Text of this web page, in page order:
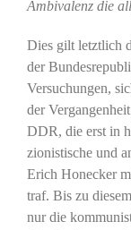
Ambivalenz die
Dies gilt letztlich
der
Versuchungen,
der
DDR, die erst in
zionistische und
Erich Honecker
traf. Bis zu
nur die